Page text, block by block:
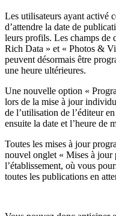
Les utilisateurs ayant activé
d’attendre la date de
leurs profils. Les champs de
Rich Data » et « Photos &
peuvent désormais être
une heure ultérieures.
​​Une nouvelle option «
lors de la mise à jour
de l’utilisation de l’éditeur
ensuite la date et l’heure de
Toutes les mises à jour
nouvel onglet « Mises à jour
l’établissement, où vous
toutes les publications en